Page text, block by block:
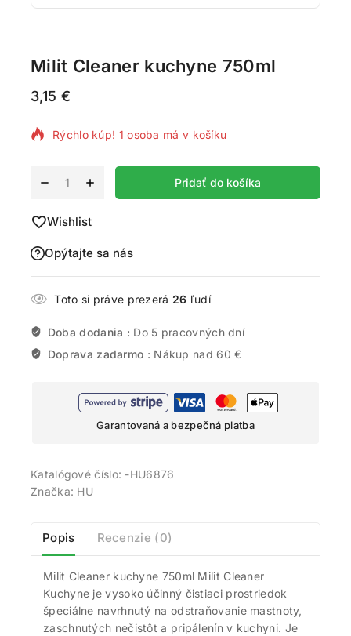
Milit Cleaner kuchyne 750ml
3,15 €
4 produktov predaných za posledných 17 hodín
Rýchlo kúp! 1 osoba má v košíku
Pridať do košíka
Wishlist
Opýtajte sa nás
Toto si práve prezerá 26 ľudí
Doba dodania : Do 5 pracovných dní
Doprava zadarmo : Nákup nad 60 €
Garantovaná a bezpečná platba
Katalógové číslo: -HU6876
Značka: HU
Popis Recenzie (0)
Milit Cleaner kuchyne 750ml Milit Cleaner
Kuchyne je vysoko účinný čistiaci prostriedok
špeciálne navrhnutý na odstraňovanie mastnoty,
zaschnutých nečistôt a pripálenín v kuchyni. Je